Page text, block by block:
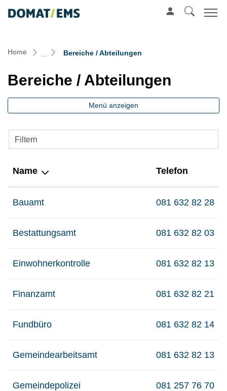
Mustergemeinde
Home Bereiche / Abteilungen
Bereiche / Abteilungen
Menü anzeigen
Filtern
Name Telefon
Bauamt 081 632 82 28
Bestattungsamt 081 632 82 03
Einwohnerkontrolle 081 632 82 13
Finanzamt 081 632 82 21
Fundbüro 081 632 82 14
Gemeindearbeitsamt 081 632 82 13
Gemeindepolizei 081 257 76 70